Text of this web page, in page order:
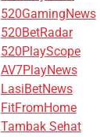
520GamingNews
520BetRadar
520PlayScope
AV7PlayNews
LasiBetNews
FitFromHome
Tambak Sehat